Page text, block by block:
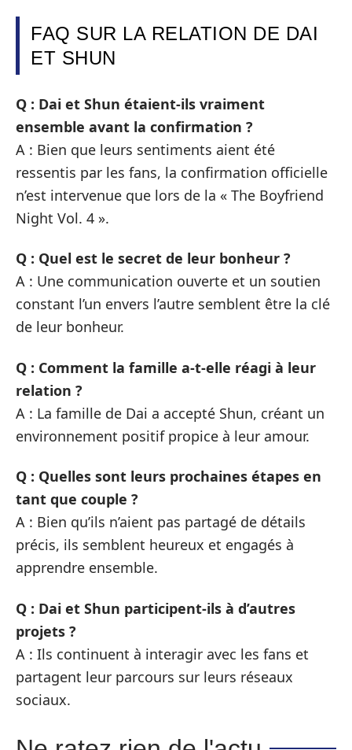
FAQ SUR LA RELATION DE DAI
ET SHUN
Q : Dai et Shun étaient-ils vraiment
ensemble avant la confirmation ?
A : Bien que leurs sentiments aient été
ressentis par les fans, la confirmation officielle
n’est intervenue que lors de la « The Boyfriend
Night Vol. 4 ».
Q : Quel est le secret de leur bonheur ?
A : Une communication ouverte et un soutien
constant l’un envers l’autre semblent être la clé
de leur bonheur.
Q : Comment la famille a-t-elle réagi à leur
relation ?
A : La famille de Dai a accepté Shun, créant un
environnement positif propice à leur amour.
Q : Quelles sont leurs prochaines étapes en
tant que couple ?
A : Bien qu’ils n’aient pas partagé de détails
précis, ils semblent heureux et engagés à
apprendre ensemble.
Q : Dai et Shun participent-ils à d’autres
projets ?
A : Ils continuent à interagir avec les fans et
partagent leur parcours sur leurs réseaux
sociaux.